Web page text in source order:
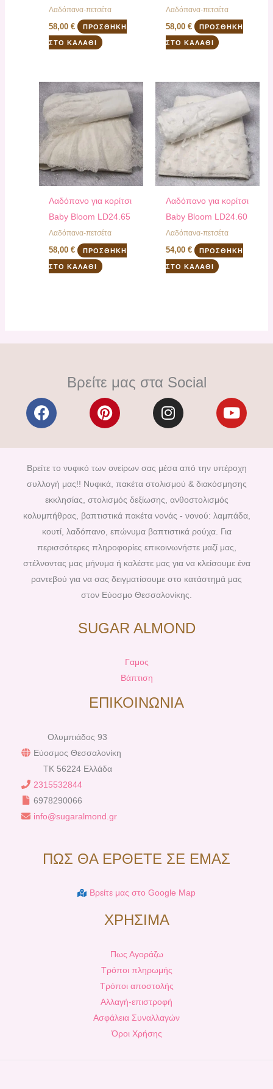
Λαδόπανα-πετσέτα
58,00€ ΠΡΟΣΘΉΚΗ
ΣΤΟ ΚΑΛΆΘΙ
Λαδόπανα-πετσέτα
58,00 € ΠΡΟΣΘΉΚΗ
ΣΤΟ ΚΑΛΆΘΙ
Λαδόπανο για κορίτσι
Baby Bloom LD24.65
Λαδόπανα-πετσέτα
58,00€ ΠΡΟΣΘΉΚΗ
ΣΤΟ ΚΑΛΆΘΙ
Λαδόπανο για κορίτσι
Baby Bloom LD24.60
Λαδόπανα-πετσέτα
54,00 € ΠΡΟΣΘΉΚΗ
ΣΤΟ ΚΑΛΆΘΙ
Βρείτε μας στα Social
F
a
e
b
o
o
k
P
i
t
e
r
e
s
t
I
n
t
a
g
r
a
m
Y
o
t
u
b
Βρείτε το νυφικό των ονείρων σας μέσα από την υπέροχη
συλλογή μας!! Νυφικά, πακέτα στολισμού & διακόσμησης
εκκλησίας, στολισμός δεξίωσης, ανθοστολισμός
κολυμπήθρας, βαπτιστικά πακέτα νονάς - νονού: λαμπάδα,
κουτί, λαδόπανο, επώνυμα βαπτιστικά ρούχα. Για
περισσότερες πληροφορίες επικοινωνήστε μαζί μας,
στέλνοντας μας μήνυμα ή καλέστε μας για να κλείσουμε ένα
ραντεβού για να σας δειγματίσουμε στο κατάστημά μας
στον Εύοσμο Θεσσαλονίκης.
SUGAR ALMOND
Γαμος
Βάπτιση
ΕΠΙΚΟΙΝΩΝΙΑ
Ολυμπιάδος 93
Εύοσμος Θεσσαλονίκη
TK 56224 Ελλάδα
2315532844
6978290066
info@sugaralmond.gr
ΠΩΣ ΘΑ ΕΡΘΕΤΕ ΣΕ ΕΜΑΣ
Βρείτε μας στο Google Map
ΧΡΗΣΙΜΑ
Πως Αγοράζω
Τρόποι πληρωμής
Τρόποι αποστολής
Αλλαγή-επιστροφή
Ασφάλεια Συναλλαγών
Όροι Χρήσης